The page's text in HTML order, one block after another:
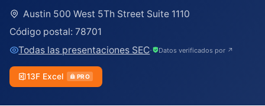
Austin 500 West 5Th Street Suite 1110
Código postal: 78701
Todas las presentaciones SEC· Datos verificados por ↗
13F Excel PRO